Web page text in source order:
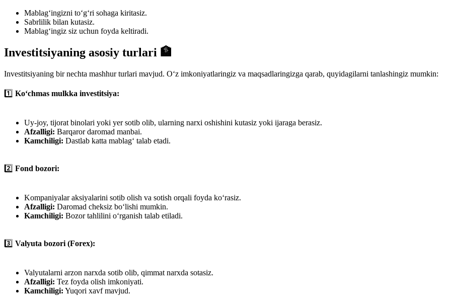
Mablag‘ingizni to‘g‘ri sohaga kiritasiz.
Sabrlilik bilan kutasiz.
Mablag‘ingiz siz uchun foyda keltiradi.
Investitsiyaning asosiy turlari 🏦
Investitsiyaning bir nechta mashhur turlari mavjud. O‘z imkoniyatlaringiz va maqsadlaringizga qarab, quyidagilarni tanlashingiz mumkin:
1️⃣ Ko‘chmas mulkka investitsiya:
Uy-joy, tijorat binolari yoki yer sotib olib, ularning narxi oshishini kutasiz yoki ijaraga berasiz.
Afzalligi: Barqaror daromad manbai.
Kamchiligi: Dastlab katta mablag‘ talab etadi.
2️⃣ Fond bozori:
Kompaniyalar aksiyalarini sotib olish va sotish orqali foyda ko‘rasiz.
Afzalligi: Daromad cheksiz bo‘lishi mumkin.
Kamchiligi: Bozor tahlilini o‘rganish talab etiladi.
3️⃣ Valyuta bozori (Forex):
Valyutalarni arzon narxda sotib olib, qimmat narxda sotasiz.
Afzalligi: Tez foyda olish imkoniyati.
Kamchiligi: Yuqori xavf mavjud.